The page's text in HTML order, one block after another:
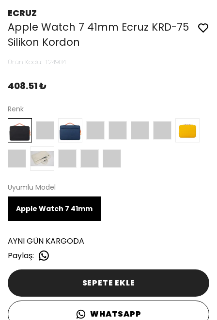
ECRUZ
Apple Watch 7 41mm Ecruz KRD-75
Silikon Kordon
Ürün Kodu: T24984
408.51 ₺
Renk
Uyumlu Model
Apple Watch 7 41mm
AYNI GÜN KARGODA
Paylaş:
SEPETE EKLE
WHATSAPP